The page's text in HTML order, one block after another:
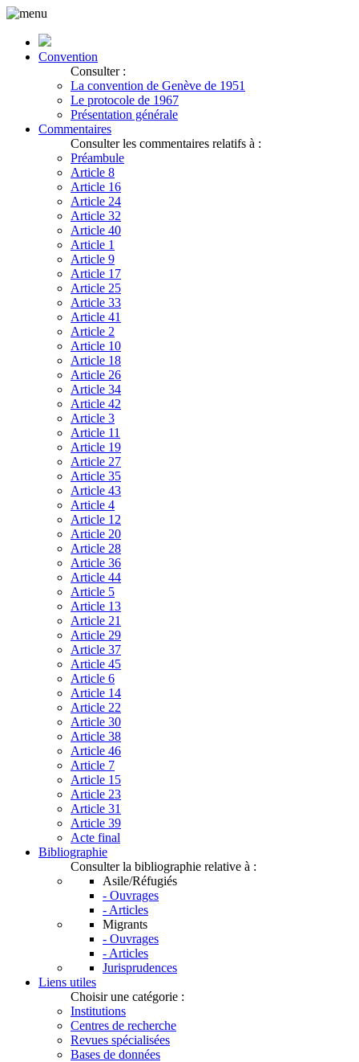
Convention
Consulter :
La convention de Genève de 1951
Le protocole de 1967
Présentation générale
Commentaires
Consulter les commentaires relatifs à :
Préambule
Article 8
Article 16
Article 24
Article 32
Article 40
Article 1
Article 9
Article 17
Article 25
Article 33
Article 41
Article 2
Article 10
Article 18
Article 26
Article 34
Article 42
Article 3
Article 11
Article 19
Article 27
Article 35
Article 43
Article 4
Article 12
Article 20
Article 28
Article 36
Article 44
Article 5
Article 13
Article 21
Article 29
Article 37
Article 45
Article 6
Article 14
Article 22
Article 30
Article 38
Article 46
Article 7
Article 15
Article 23
Article 31
Article 39
Acte final
Bibliographie
Consulter la bibliographie relative à :
Asile/Réfugiés
- Ouvrages
- Articles
Migrants
- Ouvrages
- Articles
Jurisprudences
Liens utiles
Choisir une catégorie :
Institutions
Centres de recherche
Revues spécialisées
Bases de données